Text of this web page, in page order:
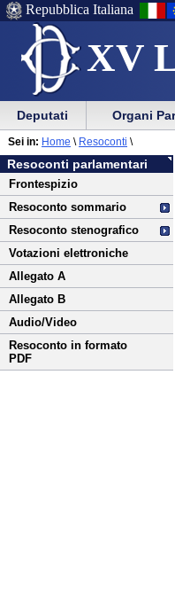
XV
Menu
di
ausilio
alla
navigazione
Vai
Menu
di
navigazione
principale
Repubblica Italiana
Menu
di
navigazione
principale
Vai
menu
di
sezione
Deputati Organi
Vai
al
contenuto
Resoconti parlamentari
Frontespizio
Resoconto sommario
Resoconto stenografico
Votazioni elettroniche
Allegato A
Allegato B
Audio/Video
Resoconto in formato
PDF
Sei in: Home \ Resoconti \